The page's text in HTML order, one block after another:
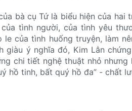
bà cụ Tứ là biểu hiện của hai
tình người, của tình yêu
le của tình huống truyện, làm
giàu ý nghĩa đó, Kim Lân
chi tiết nghệ thuật nhỏ nhưng
hồ tinh, bất quý hồ đa” - chất